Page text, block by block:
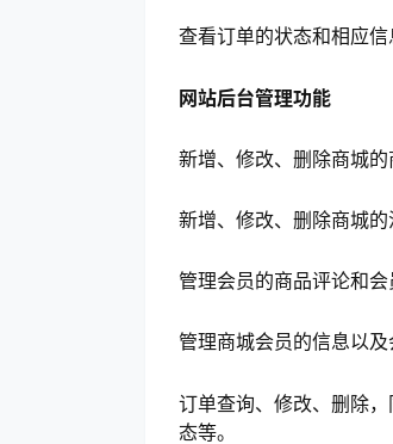
查看订单的状态和相应
网站后台管理功能
新增、修改、删除商城的
新增、修改、删除商城的
管理会员的商品评论和会
管理商城会员的信息以及
订单查询、修改、删除
态等。